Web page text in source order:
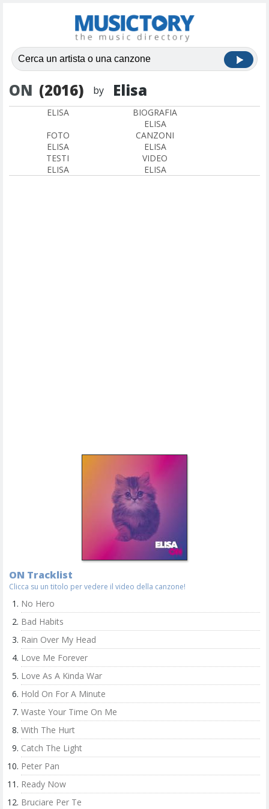
ON (2016) by Elisa
ELISA
BIOGRAFIA
ELISA
FOTO
ELISA
CANZONI
ELISA
TESTI
ELISA
VIDEO
ELISA
ON Tracklist
Clicca su un titolo per vedere il video della canzone!
No Hero
Bad Habits
Rain Over My Head
Love Me Forever
Love As A Kinda War
Hold On For A Minute
Waste Your Time On Me
With The Hurt
Catch The Light
Peter Pan
Ready Now
Bruciare Per Te